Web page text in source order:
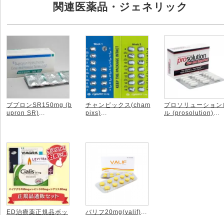
関連医薬品・ジェネリック
ブプロンSR150mg (b
upron SR)
チャンピックス(cham
pixs)
プロソリューション
ル (prosolution)
ED治療薬正規品ボッ バリフ20mg(valif)